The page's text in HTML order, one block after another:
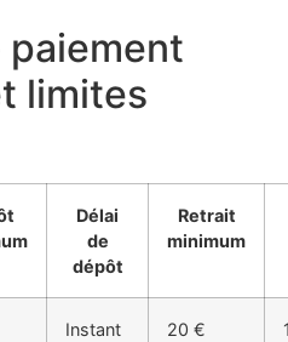
limites
Délai
de
dépôt
Retrait
minimum
Instant 20 €